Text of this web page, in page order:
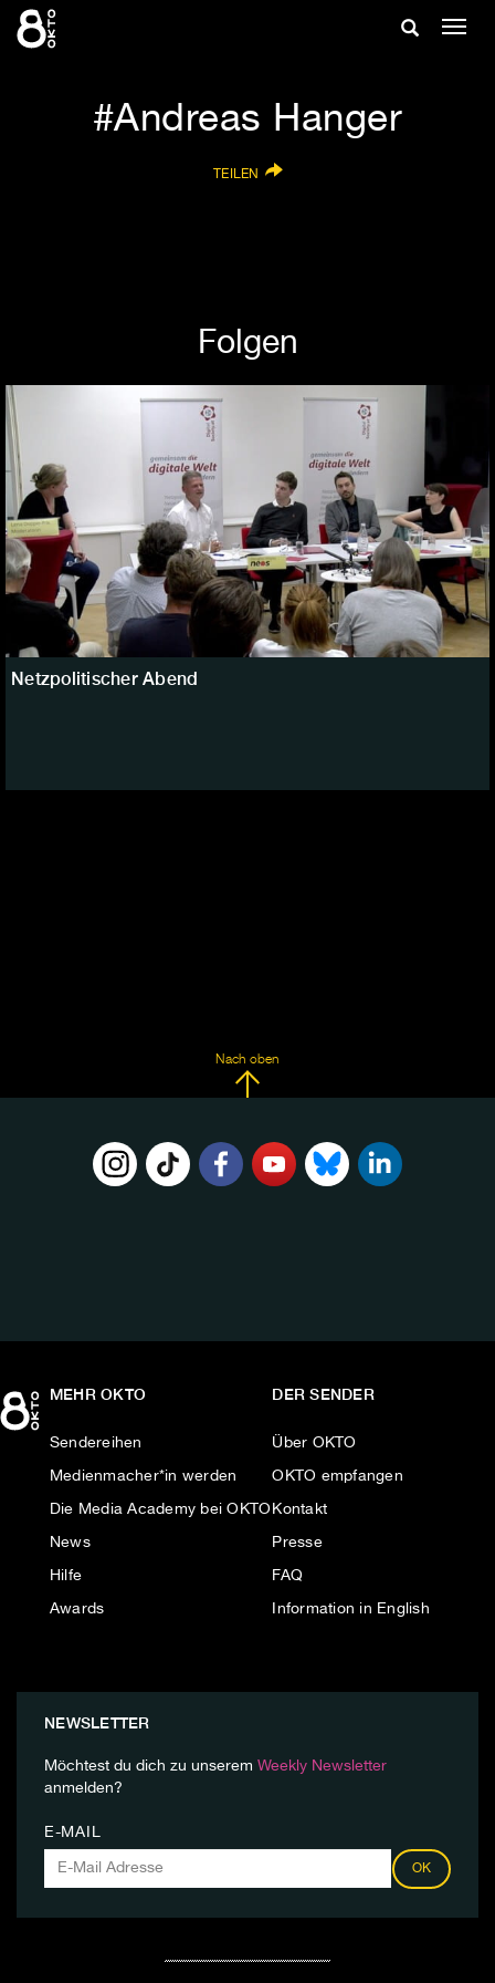
Zum
Inhalt
Suche
Andreas Hanger
TEILEN
Folgen
Netzpolitischer Abend
Nach oben
MEHR OKTO
Sendereihen
Medienmacher*in werden
Die Media Academy bei OKTO
News
Hilfe
Awards
DER SENDER
Über OKTO
OKTO empfangen
Kontakt
Presse
FAQ
Information in English
NEWSLETTER
Möchtest du dich zu unserem Weekly Newsletter
anmelden?
E-MAIL
OK